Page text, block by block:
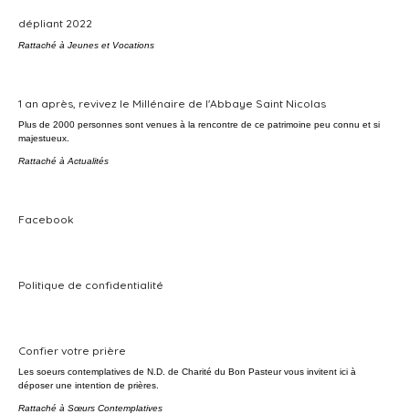
dépliant 2022
Rattaché à Jeunes et Vocations
1 an après, revivez le Millénaire de l'Abbaye Saint Nicolas
Plus de 2000 personnes sont venues à la rencontre de ce patrimoine peu connu et si
majestueux.
Rattaché à Actualités
Facebook
Politique de confidentialité
Confier votre prière
Les soeurs contemplatives de N.D. de Charité du Bon Pasteur vous invitent ici à
déposer une intention de prières.
Rattaché à Sœurs Contemplatives